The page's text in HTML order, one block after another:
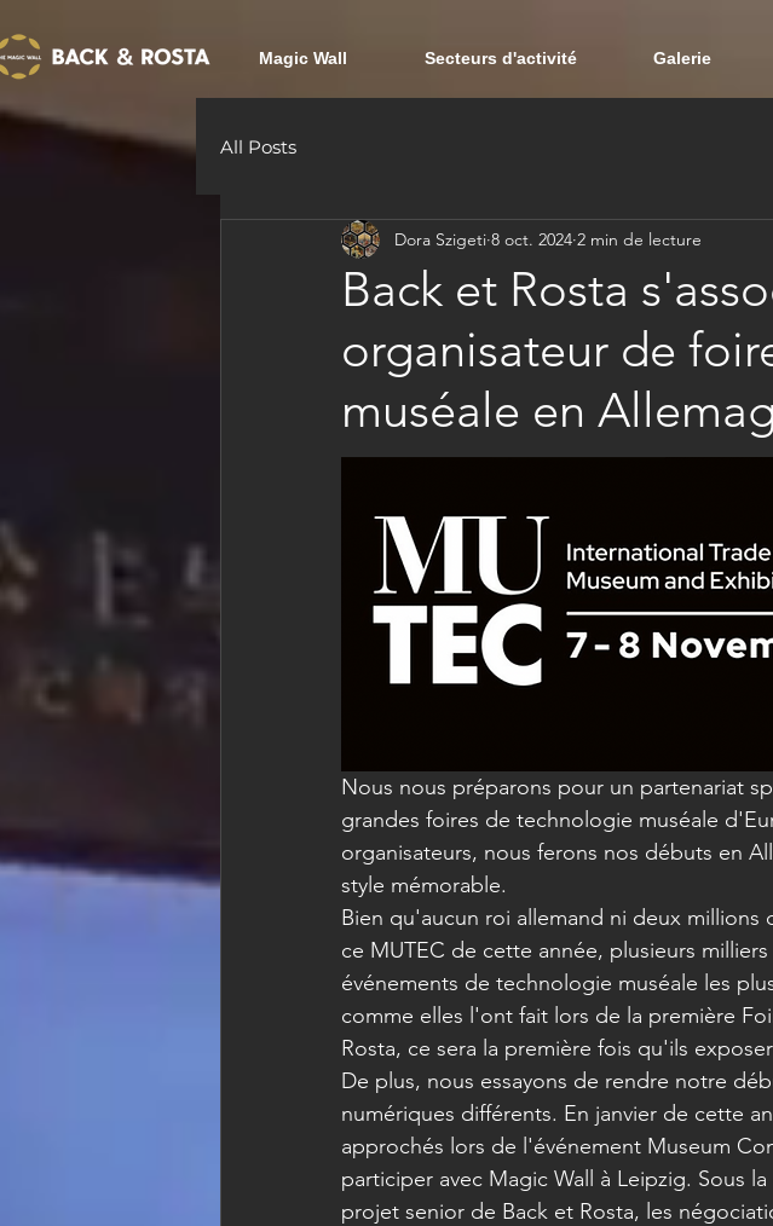
Magic Wall Secteurs d'activité Galerie
All Posts
Back et Rosta
organisateur de
muséale en
Dora Szigeti 8 oct. 2024 2 min de lecture
Nous nous préparons pour un partenariat
grandes foires de technologie muséale
organisateurs, nous ferons nos débuts en
style mémorable.
Bien qu'aucun roi allemand ni deux millions
ce MUTEC de cette année, plusieurs
événements de technologie muséale les
comme elles l'ont fait lors de la première
Rosta, ce sera la première fois qu'ils
De plus, nous essayons de rendre notre
numériques différents. En janvier de cette
approchés lors de l'événement Museum
participer avec Magic Wall à Leipzig. Sous
projet senior de Back et Rosta, les